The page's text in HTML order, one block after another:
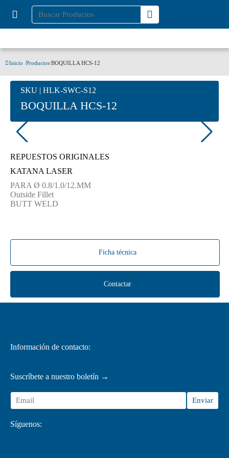
Inicio /Productos/BOQUILLA HCS-12
SKU | HLK-SWC-S12
BOQUILLA HCS-12
REPUESTOS ORIGINALES
KATANA LASER
PARA Ø 0.8/1.0/12.MM
Outside Fillet
BUTT WELD
Ficha técnica
Contactar
Información de contacto:
Suscríbete a nuestro boletín →
Síguenos: